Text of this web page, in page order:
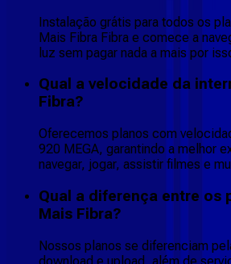
Instalação grátis para todos os
Mais Fibra Fibra e comece a
luz sem pagar nada a mais por
Qual a velocidade da
Fibra?
Oferecemos planos com
920 MEGA, garantindo a melhor
navegar, jogar, assistir filmes e
Qual a diferença entre os
Mais Fibra?
Nossos planos se diferenciam
download e upload, além de